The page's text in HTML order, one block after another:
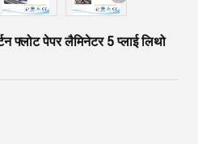
फ्लोट पेपर लैमिनेटर 5 प्लाई लिथो